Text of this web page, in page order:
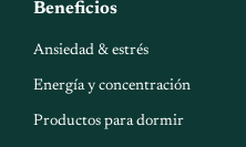
Beneficios
Ansiedad & estrés
Energía y concentración
Productos para dormir